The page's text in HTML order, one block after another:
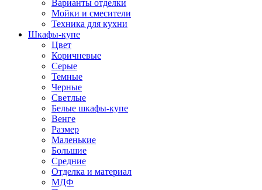
Варианты отделки
Мойки и смесители
Техника для кухни
Шкафы-купе
Цвет
Коричневые
Серые
Темные
Черные
Светлые
Белые шкафы-купе
Венге
Размер
Маленькие
Большие
Средние
Отделка и материал
МДФ